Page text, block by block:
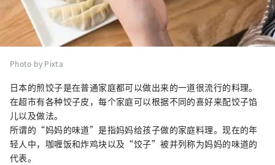
Photo by Pixta
日本的煎饺子是在普通家庭都可以做出来的一道很流行的料理。
在超市有各种饺子皮，每个家庭可以根据不同的喜好来配饺子馅
儿以及做法。
所谓的“妈妈的味道”是指妈妈给孩子做的家庭料理。现在的年
轻人中，咖喱饭和炸鸡块以及“饺子”被并列称为妈妈的味道的
代表。